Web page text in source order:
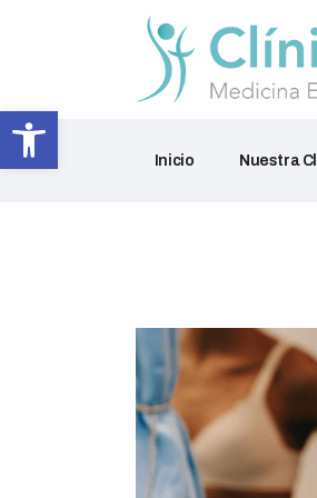
Abrir barra de herramientas
Inicio Nuestra